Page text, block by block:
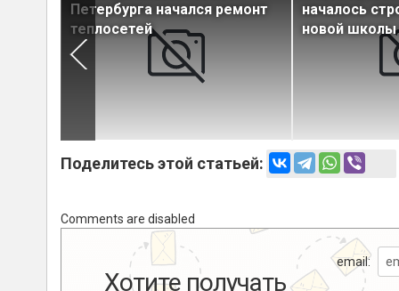
Петербурга начался ремонт
теплосетей
началось
новой школы
Поделитесь этой статьей:
Comments are disabled
Хотите получать
email: